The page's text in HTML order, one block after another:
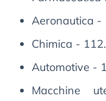
Aeronautica -
Chimica -
Automotive -
Macchine